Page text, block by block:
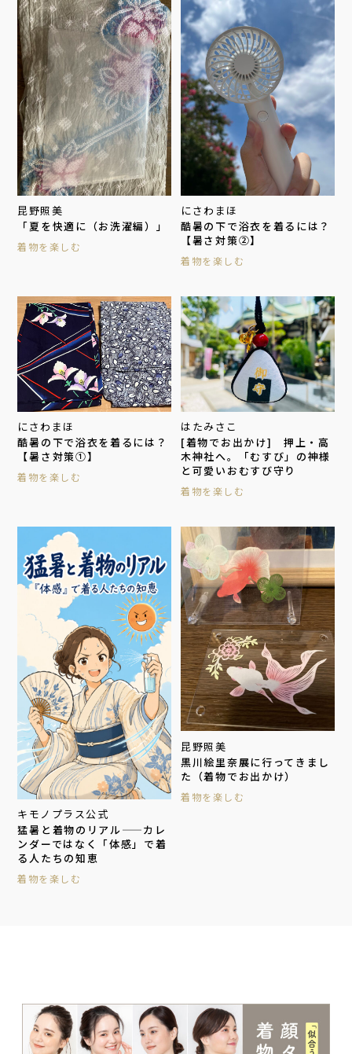
昆野照美
「夏を快適に（お洗濯編）」
着物を楽しむ
にさわまほ
酷暑の下で浴衣を着るには？
【暑さ対策②】
着物を楽しむ
にさわまほ
酷暑の下で浴衣を着るには？
【暑さ対策①】
着物を楽しむ
はたみさこ
[着物でお出かけ] 押上・高
木神社へ。「むすび」の神様
と可愛いおむすび守り
着物を楽しむ
キモノプラス公式
猛暑と着物のリアル——カレ
ンダーではなく「体感」で着
る人たちの知恵
着物を楽しむ
昆野照美
黒川絵里奈展に行ってきまし
た（着物でお出かけ）
着物を楽しむ